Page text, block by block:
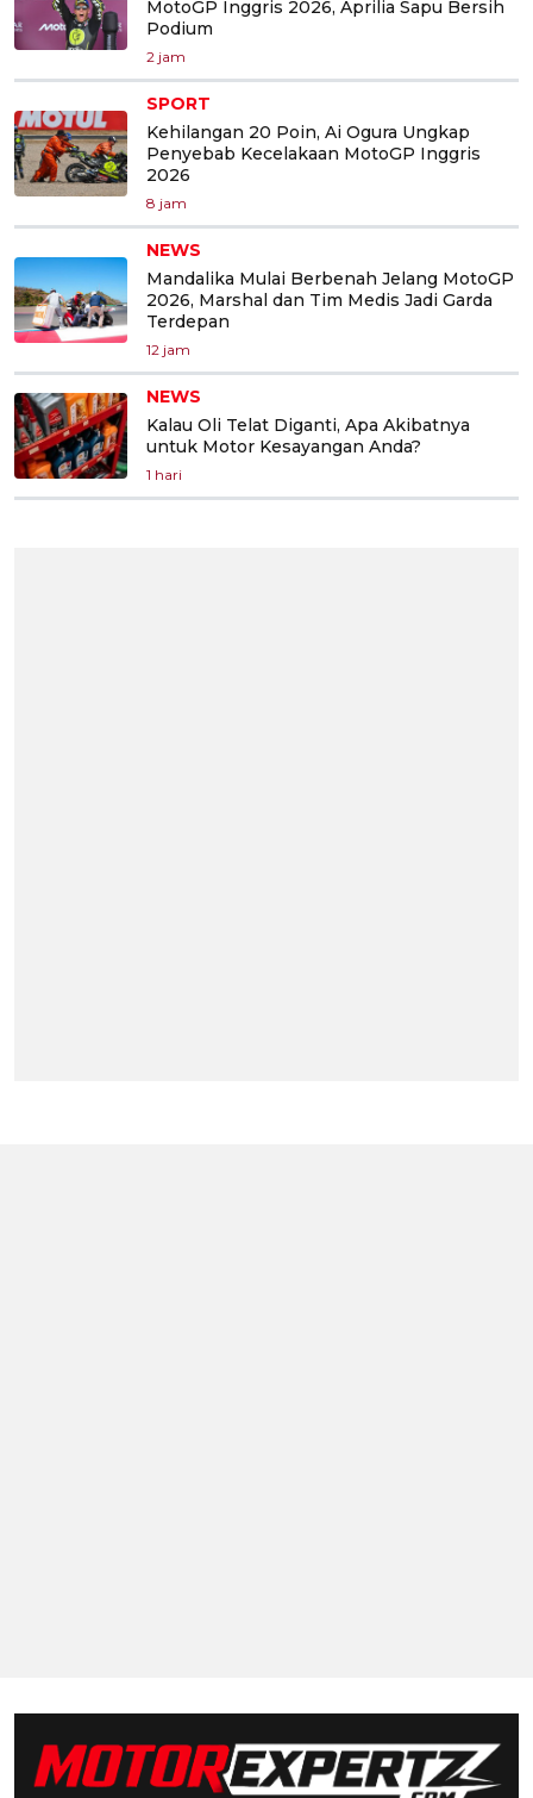
MotoGP Inggris 2026, Aprilia Sapu Bersih
Podium
2 jam
SPORT
Kehilangan 20 Poin, Ai Ogura Ungkap
Penyebab Kecelakaan MotoGP Inggris
2026
8 jam
NEWS
Mandalika Mulai Berbenah Jelang MotoGP
2026, Marshal dan Tim Medis Jadi Garda
Terdepan
12 jam
NEWS
Kalau Oli Telat Diganti, Apa Akibatnya
untuk Motor Kesayangan Anda?
1 hari